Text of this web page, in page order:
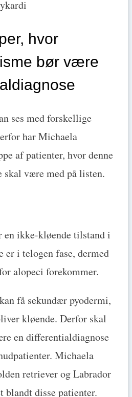
hvor
bør være
ses med forskellige
har Michaela
af patienter, hvor denne
være med på listen.
en ikke-kløende tilstand i
er i telogen fase, dermed
alopeci forekommer.
få sekundær pyodermi,
kløende. Derfor skal
en differentialdiagnose
Michaela
retriever og Labrador
blandt disse patienter.